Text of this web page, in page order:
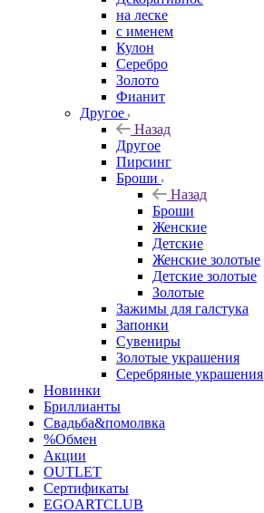
на леске
с именем
Кулон
Серебро
Золото
Фианит
Другое
Назад
Другое
Пирсинг
Броши
Назад
Броши
Женские
Детские
Женские золотые
Детские золотые
Золотые
Зажимы для галстука
Запонки
Сувениры
Золотые украшения
Серебряные украшения
Новинки
Бриллианты
Свадьба&помолвка
%Обмен
Акции
OUTLET
Сертификаты
EGOARTCLUB